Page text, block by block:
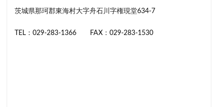
茨城県那珂郡東海村大字舟石川字権現堂634-7
TEL：029-283-1366 FAX：029-283-1530